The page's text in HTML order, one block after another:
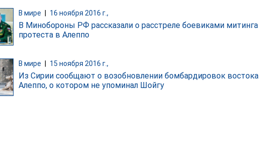
В мире 16 ноября 2016 г.,
В Минобороны РФ рассказали о расстреле боевиками митинга
протеста в Алеппо
В мире | 15 ноября 2016 г.,
Из Сирии сообщают о возобновлении бомбардировок востока
Алеппо, о котором не упоминал Шойгу